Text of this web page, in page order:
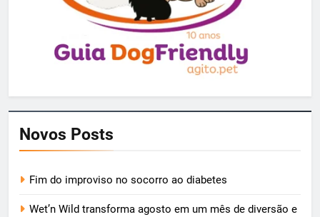
Novos Posts
Fim do improviso no socorro ao diabetes
Wet’n Wild transforma agosto em um mês de diversão e